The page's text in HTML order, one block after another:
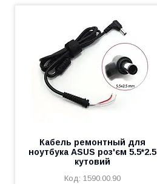
Кабель ремонтный для
ноутбука ASUS роз'єм 5.5*2.5
кутовий
1590.00.90